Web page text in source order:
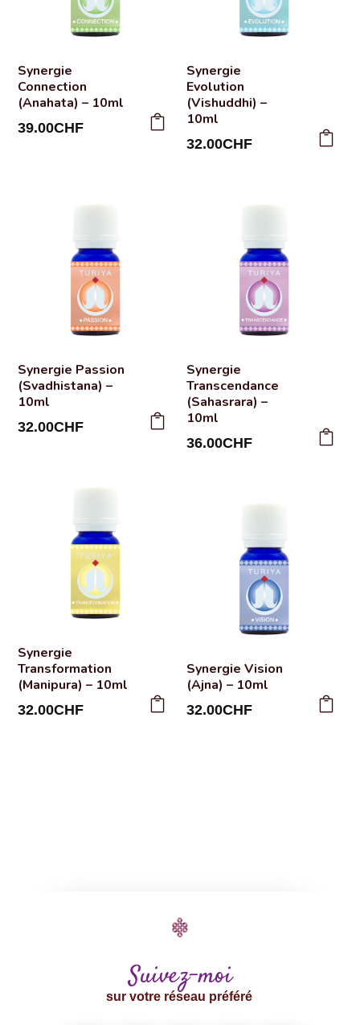
Synergie
Connection
(Anahata) – 10ml
39.00CHF
Synergie
Evolution
(Vishuddhi) –
10ml
32.00CHF
Synergie Passion
(Svadhistana) –
10ml
32.00CHF
Synergie
Transcendance
(Sahasrara) –
10ml
36.00CHF
Synergie
Transformation
(Manipura) – 10ml
32.00CHF
Synergie Vision
(Ajna) – 10ml
32.00CHF
Suivez-moi
sur votre réseau préféré